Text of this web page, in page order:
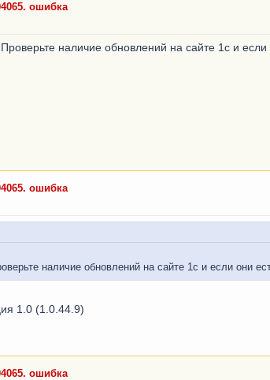
ошибка
наличие обновлений на сайте 1с и если
ошибка
наличие обновлений на сайте 1с и если они
1.0 (1.0.44.9)
ошибка